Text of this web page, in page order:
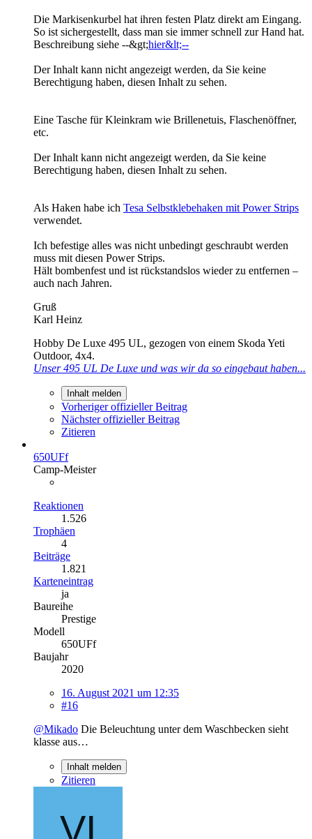
Die Markisenkurbel hat ihren festen Platz direkt am Eingang.
So ist sichergestellt, dass man sie immer schnell zur Hand hat.
Beschreibung siehe --&gt;hier&lt;--
Der Inhalt kann nicht angezeigt werden, da Sie keine
Berechtigung haben, diesen Inhalt zu sehen.
Eine Tasche für Kleinkram wie Brillenetuis, Flaschenöffner,
etc.
Der Inhalt kann nicht angezeigt werden, da Sie keine
Berechtigung haben, diesen Inhalt zu sehen.
Als Haken habe ich Tesa Selbstklebehaken mit Power Strips
verwendet.
Ich befestige alles was nicht unbedingt geschraubt werden
muss mit diesen Power Strips.
Hält bombenfest und ist rückstandslos wieder zu entfernen –
auch nach Jahren.
Gruß
Karl Heinz
Hobby De Luxe 495 UL, gezogen von einem Skoda Yeti
Outdoor, 4x4.
Unser 495 UL De Luxe und was wir da so eingebaut haben...
Inhalt melden
Vorheriger offizieller Beitrag
Nächster offizieller Beitrag
Zitieren
650UFf
Camp-Meister
Reaktionen
1.526
Trophäen
4
Beiträge
1.821
Karteneintrag
ja
Baureihe
Prestige
Modell
650UFf
Baujahr
2020
16. August 2021 um 12:35
#16
@Mikado Die Beleuchtung unter dem Waschbecken sieht
klasse aus…
Inhalt melden
Zitieren